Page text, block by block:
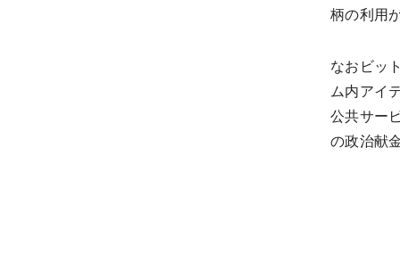
柄の利用
なおビッ
ム内アイ
公共サー
の政治献